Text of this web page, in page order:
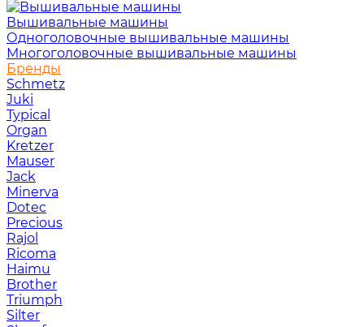
Вышивальные машины
Одноголовочные вышивальные машины
Многоголовочные вышивальные машины
Бренды
Schmetz
Juki
Typical
Organ
Kretzer
Mauser
Jack
Minerva
Dotec
Precious
Rajol
Ricoma
Haimu
Brother
Triumph
Silter